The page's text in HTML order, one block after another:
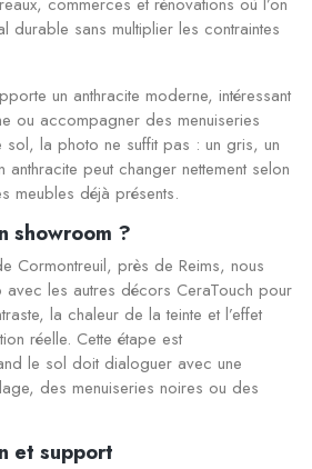
durable sans multiplier les contraintes
un anthracite moderne, intéressant
ou accompagner des menuiseries
la photo ne suffit pas : un gris, un
peut changer nettement selon
meubles déjà présents.
showroom ?
Cormontreuil, près de Reims, nous
les autres décors CeraTouch pour
la chaleur de la teinte et l’effet
réelle. Cette étape est
le sol doit dialoguer avec une
des menuiseries noires ou des
et support